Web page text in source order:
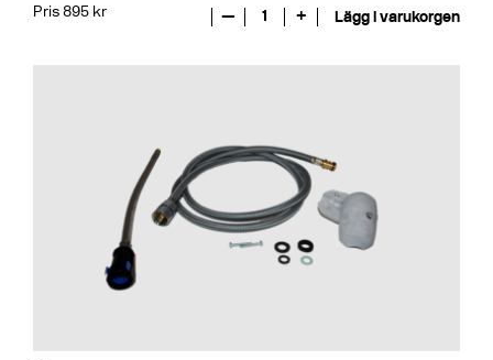
Pris 895 kr — 1 + Lägg i varukorgen